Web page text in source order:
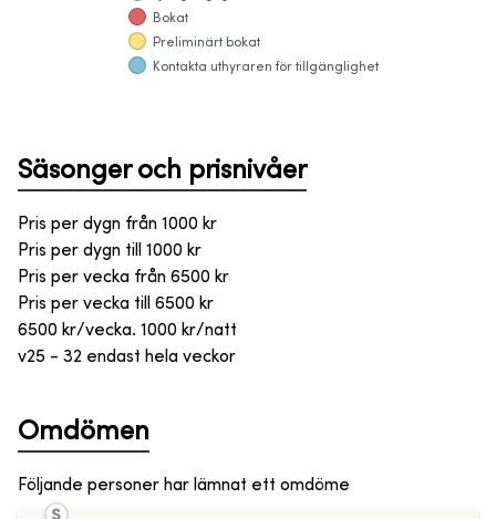
Bokat
Preliminärt bokat
Kontakta uthyraren för tillgänglighet
Säsonger och prisnivåer
Pris per dygn från 1000 kr
Pris per dygn till
1000 kr
Pris per vecka från 6500 kr
Pris per vecka till
6500 kr
6500 kr/vecka. 1000 kr/natt
v25 - 32 endast hela veckor
Omdömen
Följande personer har lämnat ett omdöme